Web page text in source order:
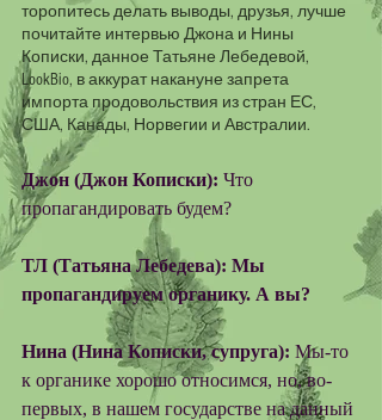
торопитесь делать выводы, друзья, лучше
почитайте интервью Джона и Нины
Кописки, данное Татьяне Лебедевой,
LookBio, в аккурат накануне запрета
импорта продовольствия из стран ЕС,
США, Канады, Норвегии и Австралии.
Джон (Джон Кописки): Что
пропагандировать будем?
ТЛ (Татьяна Лебедева): Мы
пропагандируем органику. А вы?
Нина (Нина Кописки, супруга): Мы-то
к органике хорошо относимся, но, во-
первых, в нашем государстве на данный